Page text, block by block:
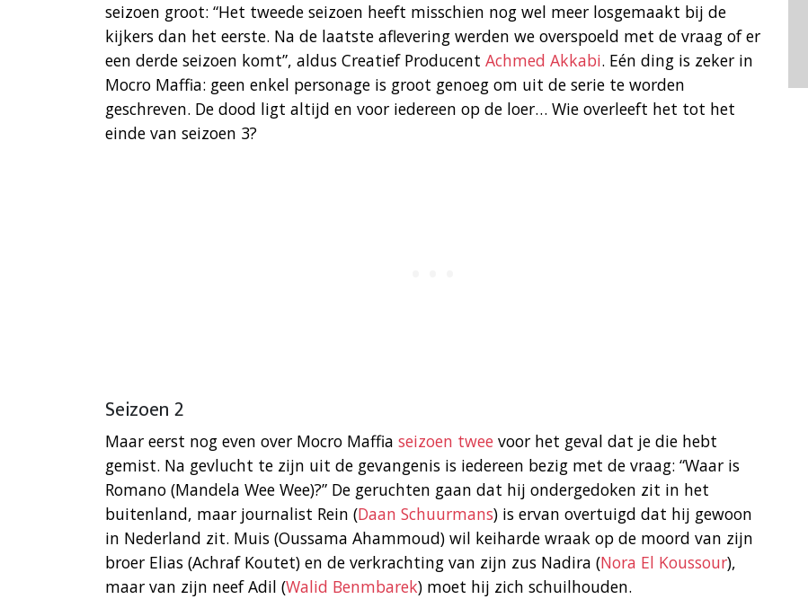
seizoen groot: “Het tweede seizoen heeft misschien nog wel meer losgemaakt bij de
kijkers dan het eerste. Na de laatste aflevering werden we overspoeld met de vraag of er
een derde seizoen komt”, aldus Creatief Producent Achmed Akkabi. Eén ding is zeker in
Mocro Maffia: geen enkel personage is groot genoeg om uit de serie te worden
geschreven. De dood ligt altijd en voor iedereen op de loer… Wie overleeft het tot het
einde van seizoen 3?
Seizoen 2
Maar eerst nog even over Mocro Maffia seizoen twee voor het geval dat je die hebt
gemist. Na gevlucht te zijn uit de gevangenis is iedereen bezig met de vraag: “Waar is
Romano (Mandela Wee Wee)?” De geruchten gaan dat hij ondergedoken zit in het
buitenland, maar journalist Rein (Daan Schuurmans) is ervan overtuigd dat hij gewoon
in Nederland zit. Muis (Oussama Ahammoud) wil keiharde wraak op de moord van zijn
broer Elias (Achraf Koutet) en de verkrachting van zijn zus Nadira (Nora El Koussour),
maar van zijn neef Adil (Walid Benmbarek) moet hij zich schuilhouden.